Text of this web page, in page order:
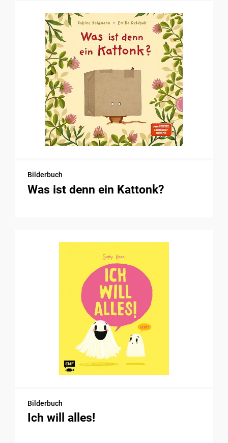
Bilderbuch
Was ist denn ein Kattonk?
Bilderbuch
Ich will alles!